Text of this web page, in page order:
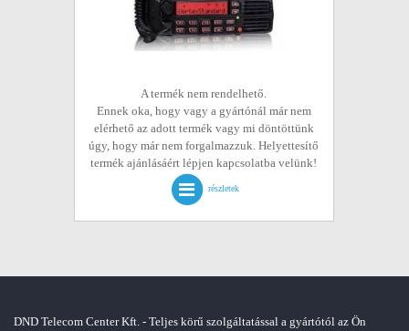
A termék nem rendelhető.
Ennek oka, hogy vagy a gyártónál már nem
elérhető az adott termék vagy mi döntöttünk
úgy, hogy már nem forgalmazzuk. Helyettesítő
termék ajánlásáért lépjen kapcsolatba velünk!
részletek
DND Telecom Center Kft. - Teljes körű szolgáltatással a gyártótól az Ön